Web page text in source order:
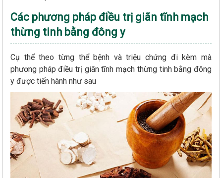
Các phương pháp điều trị giãn tĩnh mạch
thừng tinh bằng đông y
Cụ thể theo từng thể bệnh và triệu chứng đi kèm mà
phương pháp điều trị giãn tĩnh mạch thừng tinh bằng đông
y được tiến hành như sau